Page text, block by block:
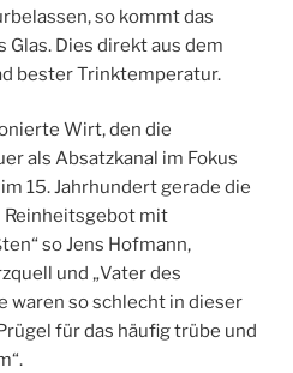
so kommt das
Dies direkt aus dem
bester Trinktemperatur.
Wirt, den die
als Absatzkanal im Fokus
15. Jahrhundert gerade die
Reinheitsgebot mit
so Jens Hofmann,
und „Vater des
waren so schlecht in dieser
für das häufig trübe und